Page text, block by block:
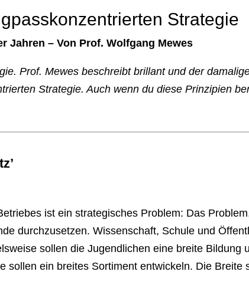
Strategie
Jahren – Von Prof. Wolfgang Mewes
Prof. Mewes beschreibt brillant und der
Strategie. Auch wenn du diese Prinzipien
ist ein strategisches Problem: Das
durchzusetzen. Wissenschaft, Schule und
sollen die Jugendlichen eine breite
sollen ein breites Sortiment entwickeln. Die Breite